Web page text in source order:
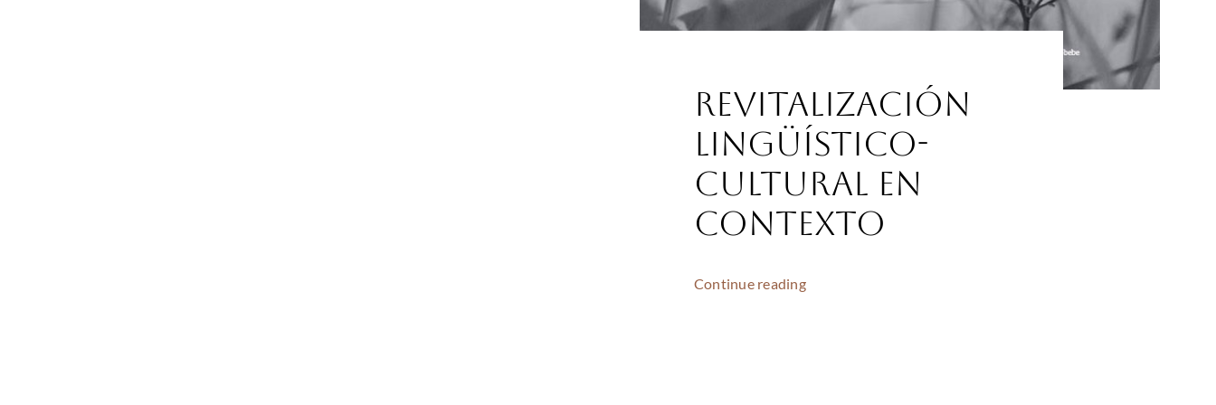
Revitalización
Lingüístico-
Cultural en
contexto
Continue reading